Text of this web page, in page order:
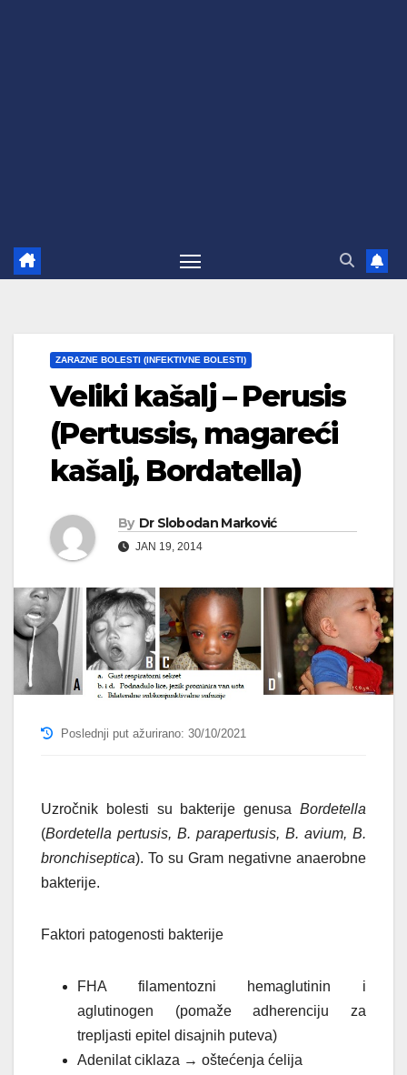
ZARAZNE BOLESTI (INFEKTIVNE BOLESTI)
Veliki kašalj – Perusis
(Pertussis, magareći
kašalj, Bordatella)
By Dr Slobodan Marković
JAN 19, 2014
Poslednji put ažurirano: 30/10/2021
Uzročnik bolesti su bakterije genusa Bordetella
(Bordetella pertusis, B. parapertusis, B. avium, B.
bronchiseptica). To su Gram negativne anaerobne
bakterije.
Faktori patogenosti bakterije
FHA filamentozni hemaglutinin i
aglutinogen (pomaže adherenciju za
trepljasti epitel disajnih puteva)
Adenilat ciklaza → oštećenja ćelija